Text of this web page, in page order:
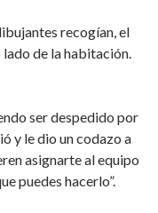
recogían, el
de la habitación.
ser despedido por
y le dio un codazo a
asignarte al equipo
puedes hacerlo”.